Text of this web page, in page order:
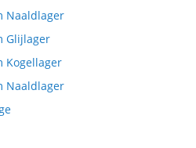
Naaldlager
Glijlager
Kogellager
Naaldlager